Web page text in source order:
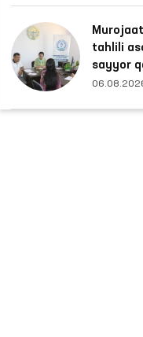
yo‘lga
tahlili
sayyor